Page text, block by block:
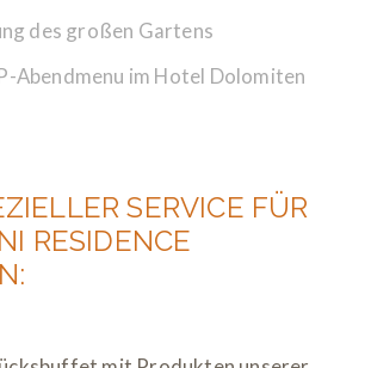
des großen Gartens
Abendmenu im Hotel Dolomiten
SERVICE FÜR
RESIDENCE